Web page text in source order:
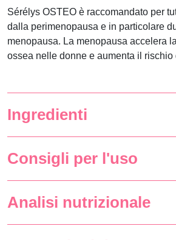
Sérélys OSTEO è raccomandato per
dalla perimenopausa e in particolare
menopausa. La menopausa accelera
ossea nelle donne e aumenta il rischio
Ingredienti
Consigli per l'uso
Analisi nutrizionale